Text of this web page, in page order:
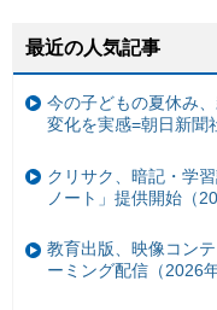
最近の人気記事
今の子どもの夏休み
変化を実感=朝日新聞
クリサク、暗記・学
ノート」提供開始（
教育出版、映像コン
ーミング配信（2026